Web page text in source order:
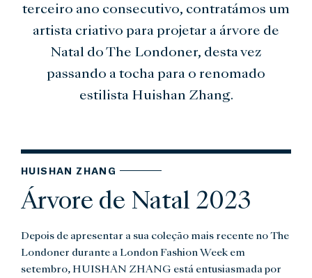
terceiro ano consecutivo, contratámos um
artista criativo para projetar a árvore de
Natal do The Londoner, desta vez
passando a tocha para o renomado
estilista Huishan Zhang.
HUISHAN ZHANG
Árvore de Natal 2023
Depois de apresentar a sua coleção mais recente no The
Londoner durante a London Fashion Week em
setembro, HUISHAN ZHANG está entusiasmada por